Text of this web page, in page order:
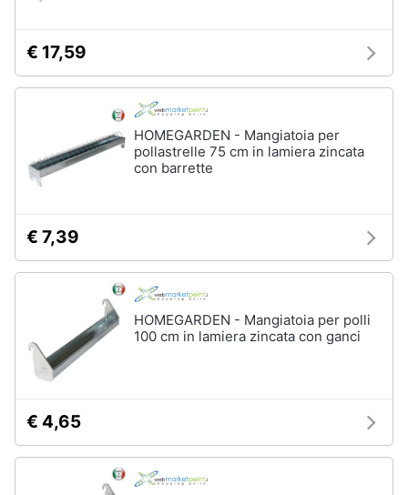
Abbigliamento
Animali
Libri,
Festività
ricorrenze
Promozioni
€ 17,59
HOMEGARDEN - Mangiatoia per
pollastrelle 75 cm in lamiera zincata
con barrette
€ 7,39
HOMEGARDEN - Mangiatoia per polli
100 cm in lamiera zincata con ganci
€ 4,65